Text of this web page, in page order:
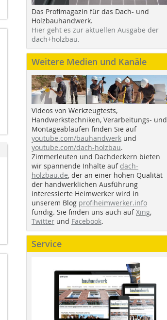
Das Profimagazin für das Dach- und
Holzbauhandwerk.
Hier geht es zur aktuellen Ausgabe der
dach+holzbau.
Weitere Medien und Kanäle
Videos von Werkzeugtests,
Handwerkstechniken, Verarbeitungs- und
Montageabläufen finden Sie auf
youtube.com/bauhandwerk und
youtube.com/dach-holzbau.
Zimmerleuten und Dachdeckern bieten
wir spannende Inhalte auf dach-
holzbau.de, der an einer hohen Qualität
der handwerklichen Ausführung
interessierte Heimwerker wird in
unserem Blog profiheimwerker.info
fündig. Sie finden uns auch aufXing,
Twitter und Facebook.
Service